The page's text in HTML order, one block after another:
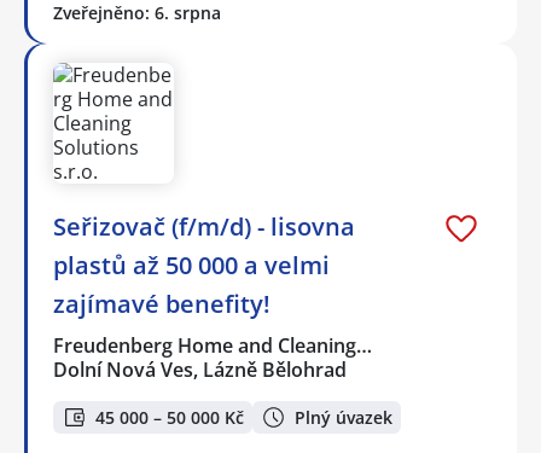
Zveřejněno: 6. srpna
Seřizovač (f/m/d) - lisovna
plastů až 50 000 a velmi
zajímavé benefity!
Freudenberg Home and Cleaning…
Dolní Nová Ves, Lázně Bělohrad
45 000 – 50 000 Kč Plný úvazek